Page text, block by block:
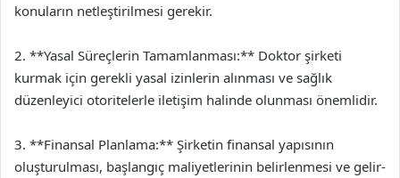
konuların netleştirilmesi gerekir.
2. **Yasal Süreçlerin Tamamlanması:** Doktor şirketi
kurmak için gerekli yasal izinlerin alınması ve sağlık
düzenleyici otoritelerle iletişim halinde olunması önemlidir.
3. **Finansal Planlama:** Şirketin finansal yapısının
oluşturulması, başlangıç maliyetlerinin belirlenmesi ve gelir-